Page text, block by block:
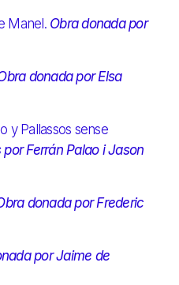
Manel. Obra donada por
donada por Elsa
y Pallassos sense
Ferrán Palao i Jason
donada por Frederic
por Jaime de